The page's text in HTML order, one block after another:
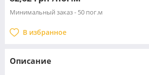
Минимальный заказ - 50 пог.м
В избранное
Описание